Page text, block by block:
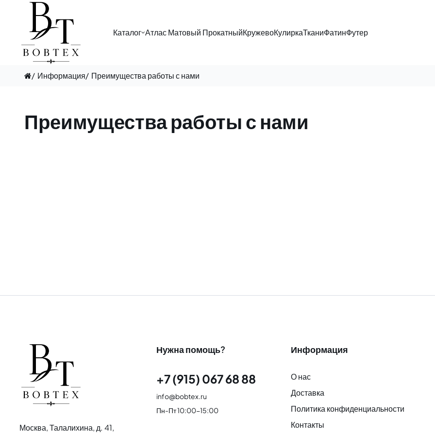
Каталог Атлас Матовый ПрокатныйКружевоКулиркаТканиФатинФутер
Информация Преимущества работы с нами
Преимущества работы с нами
Москва, Талалихина, д. 41,
Нужна помощь?
+7 (915) 067 68 88
info@bobtex.ru
Пн-Пт 10:00-15:00
Информация
О нас
Доставка
Политика конфиденциальности
Контакты